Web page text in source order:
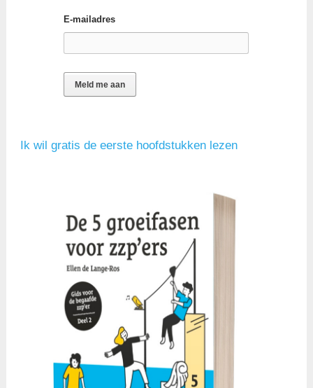
E-mailadres
Ik wil gratis de eerste hoofdstukken lezen